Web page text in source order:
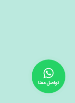
تواصل معنا